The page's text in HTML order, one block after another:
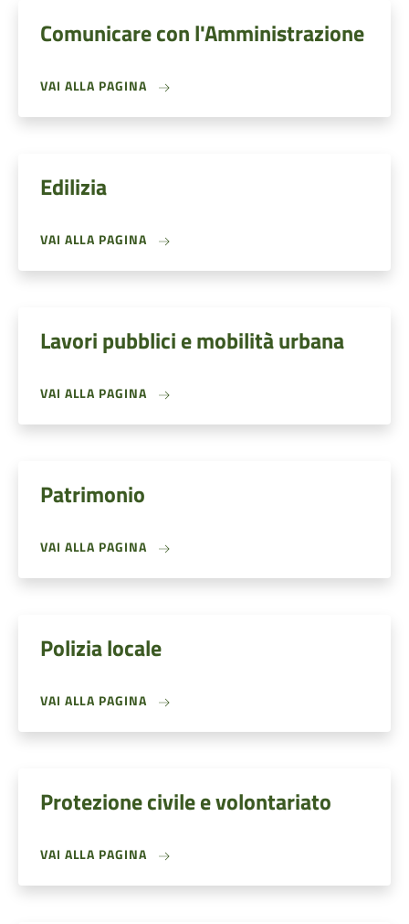
Comunicare con l'Amministrazione
VAI ALLA PAGINA
Edilizia
VAI ALLA PAGINA
Lavori pubblici e mobilità urbana
VAI ALLA PAGINA
Patrimonio
VAI ALLA PAGINA
Polizia locale
VAI ALLA PAGINA
Protezione civile e volontariato
VAI ALLA PAGINA